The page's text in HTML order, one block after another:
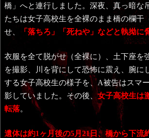
橋」へと連行しました。深夜、真っ暗な
たちは女子高校生を全裸のまま橋の欄干
せ、
「落ちろ」「死ねや」などと執拗に
衣服を全て脱がせ（全裸に）、土下座を
を撮影、川を背にして恐怖に震え、腕に
する女子高校生の様子を、A被告はスマ
影していました。その後、女子高校生は
転落。
遺体は約1ヶ月後の5月21日、橋から下流